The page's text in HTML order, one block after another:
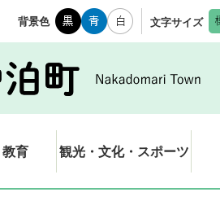
背景色 文字サイズ
育 観光・文化・スポーツ